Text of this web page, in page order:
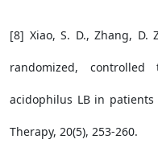
[8] Xiao, S. D., Zhang, D.
randomized,
acidophilus LB in
Therapy, 20(5), 253-260.